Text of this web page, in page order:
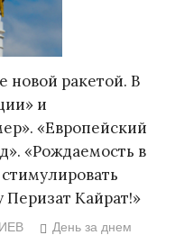
новой ракетой. В
и
«Европейский
«Рождаемость в
Перизат Кайрат!»
День за днем